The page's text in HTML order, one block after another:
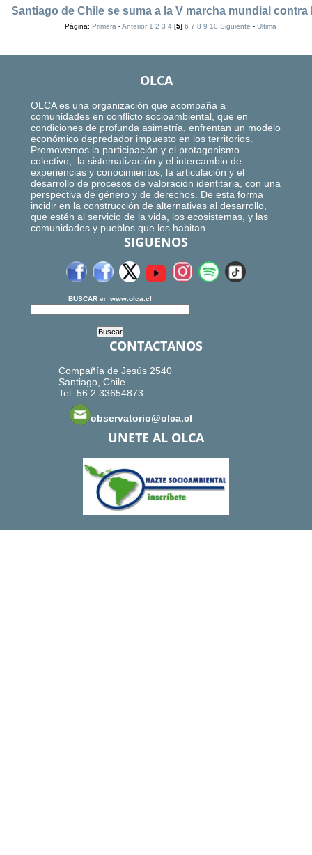
Santiago de Chile se suma a la V marcha mundial
Página:Primera -Anterior 1 2 3 4 [5]6 7 8 9 10 Siguiente -Ultima
OLCA
OLCA es una organización que acompaña a
comunidades en conflicto socioambiental, que en
condiciones de profunda asimetría, enfrentan un modelo
económico depredador impuesto en los territorios.
Promovemos la participación y el protagonismo
colectivo, la sistematización y el intercambio de
experiencias y conocimientos, la articulación y el
desarrollo de procesos de valoración identitaria, con una
perspectiva de género y de derechos. De esta forma
incidir en la construcción de alternativas al desarrollo,
que estén al servicio de la vida, los ecosistemas, y las
comunidades y pueblos que los habitan.
SIGUENOS
BUSCAR en www.olca.cl
CONTACTANOS
Compañía de Jesús 2540
Santiago, Chile.
Tel: 56.2.33654873
observatorio@olca.cl
UNETE AL OLCA